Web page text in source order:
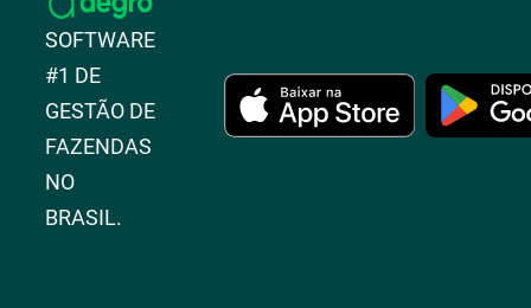
SOFTWARE
#1 DE
GESTÃO DE
FAZENDAS
NO
BRASIL.